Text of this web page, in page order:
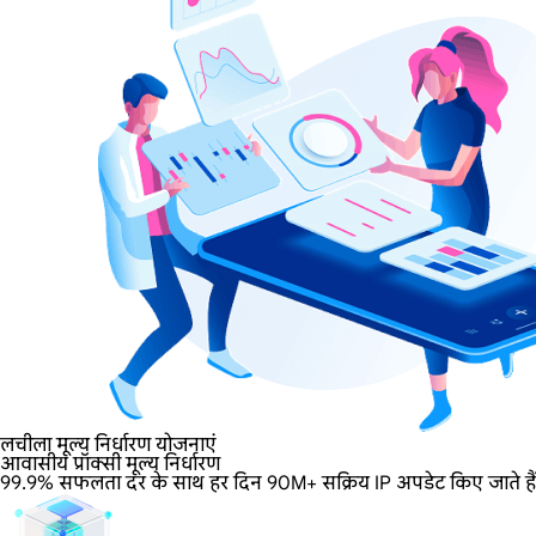
लचीला मूल्य निर्धारण योजनाएं
आवासीय प्रॉक्सी मूल्य निर्धारण
99.9% सफलता दर के साथ हर दिन 90M+ सक्रिय IP अपडेट किए जाते